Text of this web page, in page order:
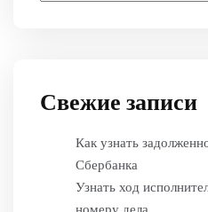
Свежие записи
Как узнать
Сбербанка
Узнать ход